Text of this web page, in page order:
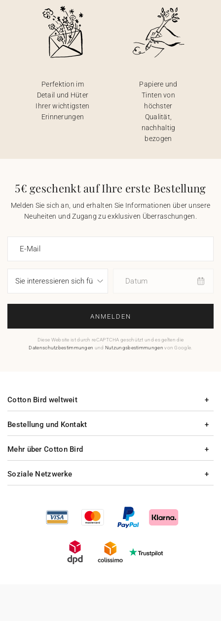
Perfektion im
Detail und Hüter
Ihrer wichtigsten
Erinnerungen
Papiere und
Tinten von
höchster
Qualität,
nachhaltig
bezogen
5€ geschenkt auf Ihre erste Bestellung
Melden Sie sich an, und erhalten Sie Informationen über unsere
Neuheiten und Zugang zu exklusiven Überraschungen.
E-Mail
Datum
ANMELDEN
Diese Website ist durch reCAPTCHA geschützt und es gelten die
Datenschutzbestimmungen und Nutzungsbestimmungen von Google.
Bestellung und Kontakt
Mehr über Cotton Bird
Cotton Bird weltweit
Soziale Netzwerke